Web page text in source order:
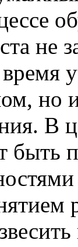
не
но
В
быть